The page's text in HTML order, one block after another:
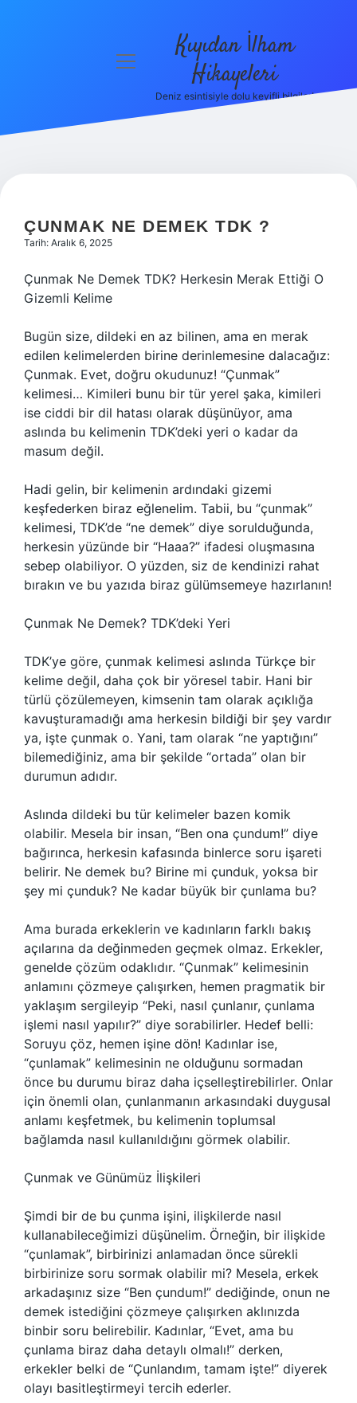
Hakkımızda
menüyü
Kıyıdan İlham
Hikayeleri
Deniz esintisiyle dolu keyifli bilgiler!
ÇUNMAK NE DEMEK TDK ?
Tarih: Aralık 6, 2025
Çunmak Ne Demek TDK? Herkesin Merak Ettiği O
Gizemli Kelime
Bugün size, dildeki en az bilinen, ama en merak
edilen kelimelerden birine derinlemesine dalacağız:
Çunmak. Evet, doğru okudunuz! “Çunmak”
kelimesi… Kimileri bunu bir tür yerel şaka, kimileri
ise ciddi bir dil hatası olarak düşünüyor, ama
aslında bu kelimenin TDK’deki yeri o kadar da
masum değil.
Hadi gelin, bir kelimenin ardındaki gizemi
keşfederken biraz eğlenelim. Tabii, bu “çunmak”
kelimesi, TDK’de “ne demek” diye sorulduğunda,
herkesin yüzünde bir “Haaa?” ifadesi oluşmasına
sebep olabiliyor. O yüzden, siz de kendinizi rahat
bırakın ve bu yazıda biraz gülümsemeye hazırlanın!
Çunmak Ne Demek? TDK’deki Yeri
TDK’ye göre, çunmak kelimesi aslında Türkçe bir
kelime değil, daha çok bir yöresel tabir. Hani bir
türlü çözülemeyen, kimsenin tam olarak açıklığa
kavuşturamadığı ama herkesin bildiği bir şey vardır
ya, işte çunmak o. Yani, tam olarak “ne yaptığını”
bilemediğiniz, ama bir şekilde “ortada” olan bir
durumun adıdır.
Aslında dildeki bu tür kelimeler bazen komik
olabilir. Mesela bir insan, “Ben ona çundum!” diye
bağırınca, herkesin kafasında binlerce soru işareti
belirir. Ne demek bu? Birine mi çunduk, yoksa bir
şey mi çunduk? Ne kadar büyük bir çunlama bu?
Ama burada erkeklerin ve kadınların farklı bakış
açılarına da değinmeden geçmek olmaz. Erkekler,
genelde çözüm odaklıdır. “Çunmak” kelimesinin
anlamını çözmeye çalışırken, hemen pragmatik bir
yaklaşım sergileyip “Peki, nasıl çunlanır, çunlama
işlemi nasıl yapılır?” diye sorabilirler. Hedef belli:
Soruyu çöz, hemen işine dön! Kadınlar ise,
“çunlamak” kelimesinin ne olduğunu sormadan
önce bu durumu biraz daha içselleştirebilirler. Onlar
için önemli olan, çunlanmanın arkasındaki duygusal
anlamı keşfetmek, bu kelimenin toplumsal
bağlamda nasıl kullanıldığını görmek olabilir.
Çunmak ve Günümüz İlişkileri
Şimdi bir de bu çunma işini, ilişkilerde nasıl
kullanabileceğimizi düşünelim. Örneğin, bir ilişkide
“çunlamak”, birbirinizi anlamadan önce sürekli
birbirinize soru sormak olabilir mi? Mesela, erkek
arkadaşınız size “Ben çundum!” dediğinde, onun ne
demek istediğini çözmeye çalışırken aklınızda
binbir soru belirebilir. Kadınlar, “Evet, ama bu
çunlama biraz daha detaylı olmalı!” derken,
erkekler belki de “Çunlandım, tamam işte!” diyerek
olayı basitleştirmeyi tercih ederler.